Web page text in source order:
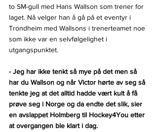
to SM-gull med Hans Wallson som trener for
laget. Nå velger han å gå på et eventyr i
Trondheim med Wallsons i trenerteamet noe
som ikke var en selvfølgelighet i
utgangspunktet.
- Jeg har ikke tenkt så mye på det men så
har du Wallson og når Victor hørte av seg så
tenkte jeg at det alltid hadde vært kult å få
prøve seg i Norge og da endte det slik, sier
en avslappet Holmberg til Hockey4You etter
at overgangen ble klart i dag.